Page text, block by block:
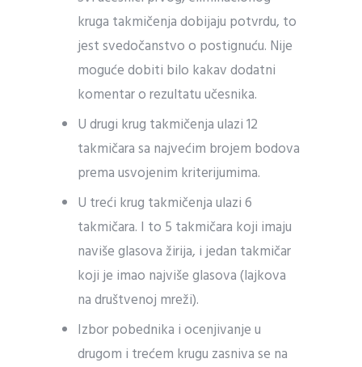
kruga takmičenja dobijaju potvrdu, to
jest svedočanstvo o postignuću. Nije
moguće dobiti bilo kakav dodatni
komentar o rezultatu učesnika.
U drugi krug takmičenja ulazi 12
takmičara sa najvećim brojem bodova
prema usvojenim kriterijumima.
U treći krug takmičenja ulazi 6
takmičara. I to 5 takmičara koji imaju
naviše glasova žirija, i jedan takmičar
koji je imao najviše glasova (lajkova
na društvenoj mreži).
Izbor pobednika i ocenjivanje u
drugom i trećem krugu zasniva se na